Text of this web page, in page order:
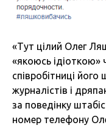
«Тут цілий Олег
«якоюсь ідіоткою»
співробітниці
журналістів і
за поведінку
номер телефону